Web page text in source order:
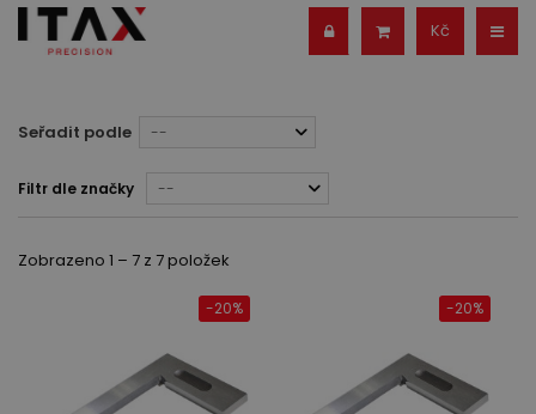
Kč
Seřadit podle --
Filtr dle značky --
Zobrazeno 1 – 7 z 7 položek
-20% -20%